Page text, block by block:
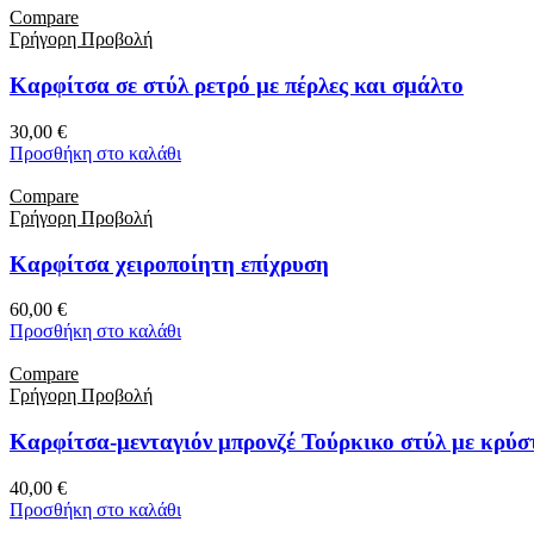
Compare
Γρήγορη Προβολή
Καρφίτσα σε στύλ ρετρό με πέρλες και σμάλτο
30,00 €
Προσθήκη στο καλάθι
Compare
Γρήγορη Προβολή
Καρφίτσα χειροποίητη επίχρυση
60,00 €
Προσθήκη στο καλάθι
Compare
Γρήγορη Προβολή
Καρφίτσα-μενταγιόν μπρονζέ Τούρκικο στύλ με
40,00 €
Προσθήκη στο καλάθι